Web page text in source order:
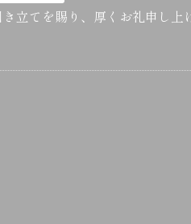
立てを賜り、厚くお礼申し